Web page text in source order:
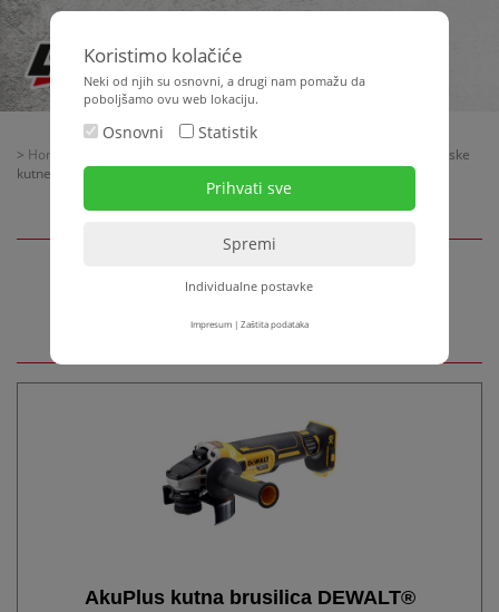
> Home
> Baterijske
kutne brusilice
Baterijske kutne brusilice
AkuPlus kutna brusilica DEWALT®
Koristimo kolačiće
Neki od njih su osnovni, a drugi nam pomažu da
poboljšamo ovu web lokaciju.
Osnovni Statistik
Individualne postavke
Impresum| Zaštita podataka